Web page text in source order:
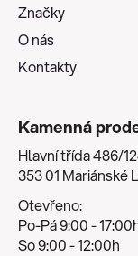
Značky
O nás
Kontakty
Kamenná
Hlavní třída 486/
353 01 Mariánské
Otevřeno:
Po-Pá 9:00 -
So 9:00 - 12:00h